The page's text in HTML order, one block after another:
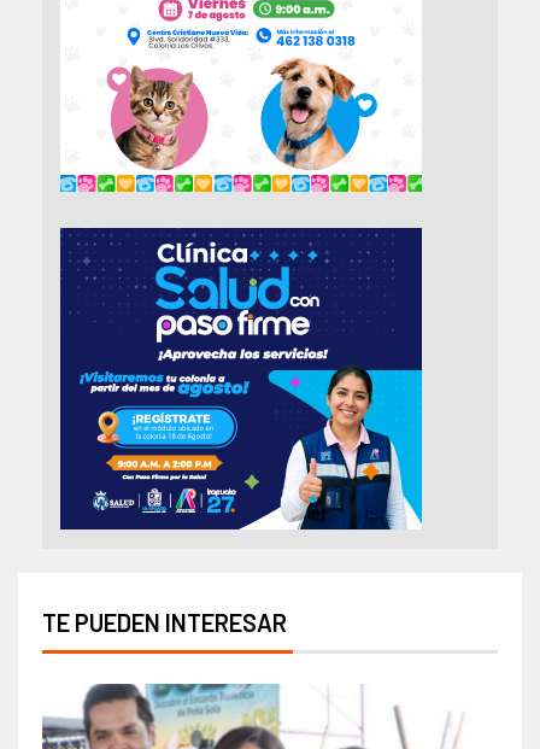
TE PUEDEN INTERESAR